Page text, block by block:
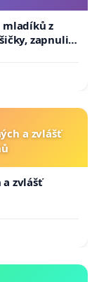
mladíků z
zapnuli ji
a zvlášť
zvlášť